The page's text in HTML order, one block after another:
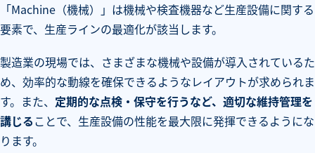
「Machine（機械）」は機械や検査機器など生産設備に関する
要素で、生産ラインの最適化が該当します。
製造業の現場では、さまざまな機械や設備が導入されているた
め、効率的な動線を確保できるようなレイアウトが求められま
す。また、 定期的な点検・保守を行うなど、適切な維持管理を
講じることで、生産設備の性能を最大限に発揮できるようにな
ります。